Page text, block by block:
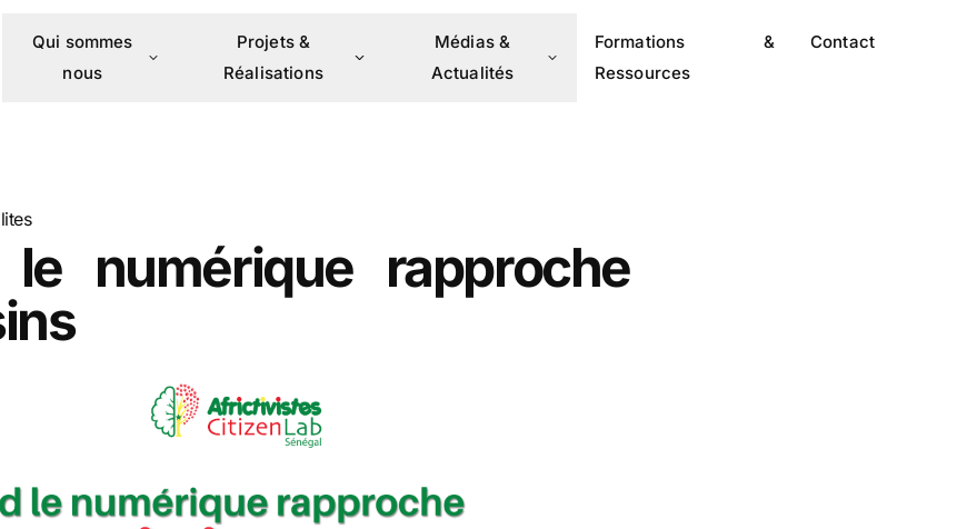
Qui sommes
nous
Projets &
Réalisations
Médias &
Actualités
Formations &
Ressources
Contact
le numérique rapproche